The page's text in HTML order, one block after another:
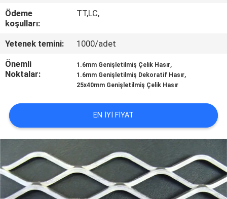
ILETIŞIME
GEÇIN
TEKLIF
SITE
HARITASI
PRIVACY
POLICY
Ödeme
koşulları:
TT,LC,
Yetenek temini:
1000/adet
Önemli
Noktalar:
1.6mm Genişletilmiş Çelik Hasır,
1.6mm Genişletilmiş Dekoratif Hasır,
25x40mm Genişletilmiş Çelik Hasır
EN IYI FIYAT